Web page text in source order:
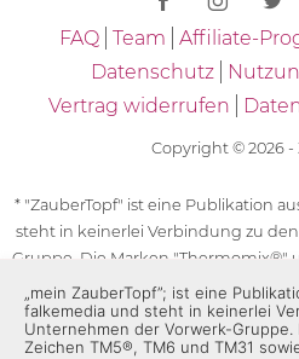
FAQ Team Affiliate-
Datenschutz
Vertrag widerrufen
Copyright © 2026 -
* "ZauberTopf" ist eine Publikation
steht in keinerlei Verbindung zu
Gruppe. Die Marken
des "Thermomix®" sind
der Vorwerk-Gruppe. Die Marken
TM6 und TM31 sowie die
„mein ZauberTopf”; ist eine
falkemedia und steht in keinerlei
Unternehmen der Vorwerk-
Zeichen TM5®, TM6 und TM31